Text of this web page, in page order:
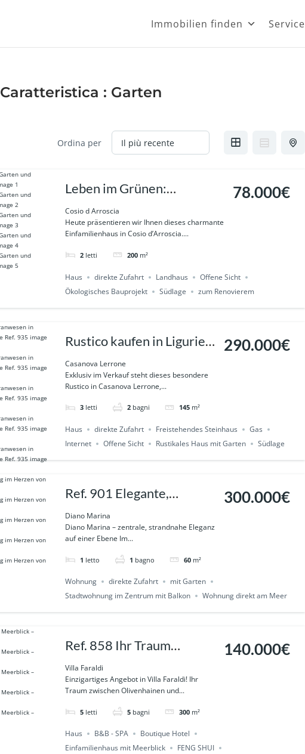
Immobilien finden Service
Caratteristica : Garten
Ordina per
Leben im Grünen:
Einfamilienhaus mit 500 m²
Garten und traumhafter
Aussicht in Cosio d’Arroscia
Cosio d Arroscia
Heute präsentieren wir Ihnen dieses charmante
Einfamilienhaus in Cosio d’Arroscia....
2 letti 200 m²
78.000€
Haus direkte Zufahrt Landhaus
Offene Sicht
Ökologisches Bauprojekt
Südlage zum Renovierem
Rustico kaufen in Ligurien
– einzigartiges
Naturanwesen in
Casanova Lerrone mit
Privatsphäre Ref. 935
Casanova Lerrone
Exklusiv im Verkauf steht dieses besondere
Rustico in Casanova Lerrone,...
3 letti 2 bagni 145 m²
290.000€
Haus direkte Zufahrt Freistehendes Steinhaus
Gas
Internet
Offene Sicht Rustikales Haus mit Garten Südlage
Ref. 901 Elegante,
barrierefreie
Gartenwohnung im
Herzen von DIANO
Diano Marina
Diano Marina – zentrale, strandnahe Eleganz
auf einer Ebene Im...
1 letto 1 bagno 60 m²
300.000€
Wohnung direkte Zufahrt
mit Garten
Stadtwohnung im Zentrum mit Balkon
Wohnung direkt am Meer
Ref. 858 Ihr Traum
zwischen Olivenhainen
und Meerblick – Villa
Faraldi
Villa Faraldi
Einzigartiges Angebot in Villa Faraldi! Ihr
Traum zwischen Olivenhainen und...
5 letti 5 bagni 300 m²
140.000€
Haus B&B - SPA
Boutique Hotel
Einfamilienhaus mit Meerblick
FENG SHUI